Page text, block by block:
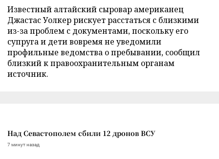
Известный алтайский сыровар американец
Джастас Уолкер рискует расстаться с близкими
из-за проблем с документами, поскольку его
супруга и дети вовремя не уведомили
профильные ведомства о пребывании, сообщил
близкий к правоохранительным органам
источник.
Над Севастополем сбили 12 дронов ВСУ
7 минут назад